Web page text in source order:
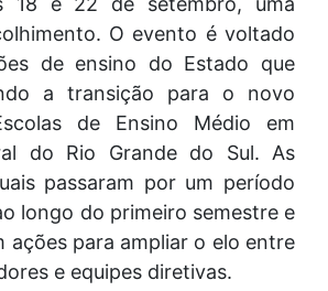
O evento é voltado
de ensino do Estado que
a transição para o novo
de Ensino Médio em
do Rio Grande do Sul. As
passaram por um período
longo do primeiro semestre e
ações para ampliar o elo entre
e equipes diretivas.